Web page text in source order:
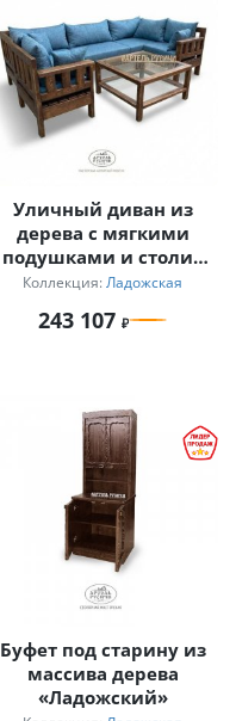
Уличный диван из
дерева с мягкими
подушками и столик
для дачи
Коллекция: Ладожская
243 107
Буфет под старину из
массива дерева
«Ладожский»